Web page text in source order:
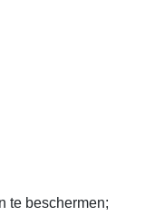
te beschermen;